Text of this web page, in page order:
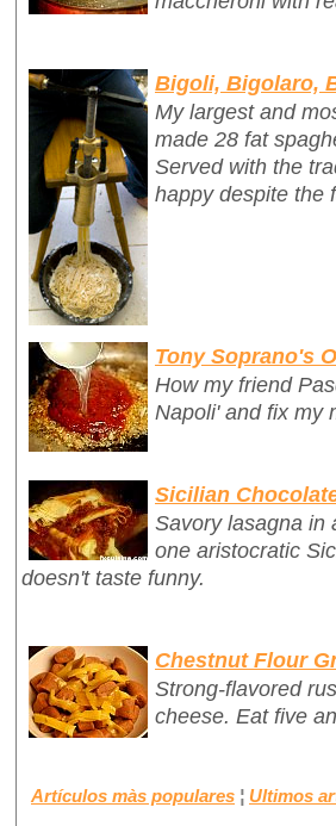
Bigoli, Bigolaro,
My largest and
made 28 fat
Served with the
happy despite the
Tony Soprano's
How my friend
Napoli' and fix my
Sicilian
Savory lasagna in
one aristocratic
doesn't taste funny.
Chestnut Flour
Strong-flavored
cheese. Eat five
Artículos màs populares ¦ Ultimos